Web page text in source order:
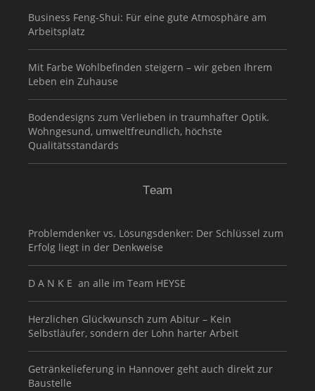
Business Feng-Shui: Für eine gute Atmosphäre am
Arbeitsplatz
Mit Farbe Wohlbefinden steigern – wir geben Ihrem
Leben ein Zuhause
Bodendesigns zum Verlieben in traumhafter Optik.
Wohngesund, umweltfreundlich, höchste
Qualitätsstandards
Team
Problemdenker vs. Lösungsdenker: Der Schlüssel zum
Erfolg liegt in der Denkweise
D A N K E an alle im Team HEYSE
Herzlichen Glückwunsch zum Abitur – Kein
Selbstläufer, sondern der Lohn harter Arbeit
Getränkelieferung in Hannover geht auch direkt zur
Baustelle